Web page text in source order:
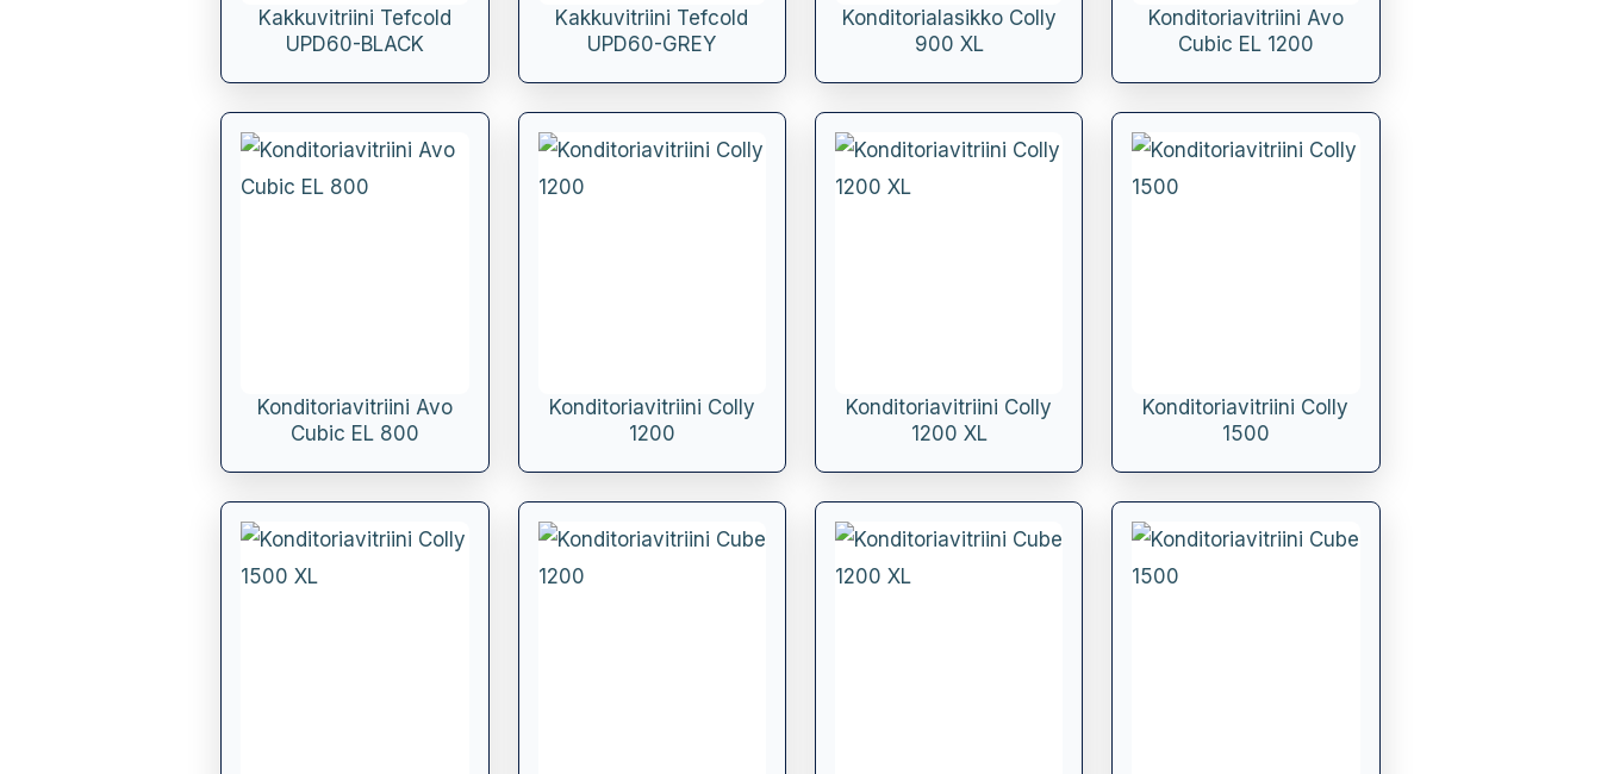
Kakkuvitriini Tefcold
UPD60-BLACK
Kakkuvitriini Tefcold
UPD60-GREY
Konditorialasikko Colly
900 XL
Konditoriavitriini Avo
Cubic EL 1200
Konditoriavitriini Avo
Cubic EL 800
Konditoriavitriini Colly
1200
Konditoriavitriini Colly
1200 XL
Konditoriavitriini Colly
1500